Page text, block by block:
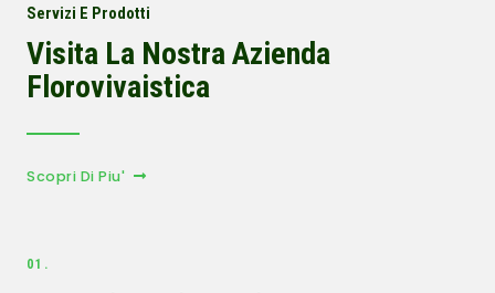
Servizi E Prodotti
Visita La Nostra Azienda
Florovivaistica
Scopri Di Piu'
01.